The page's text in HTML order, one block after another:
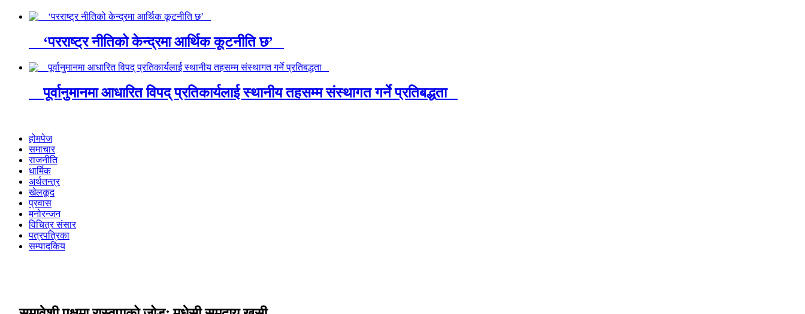
‘परराष्ट्र नीतिको केन्द्रमा आर्थिक कूटनीति छ’
पूर्वानुमानमा आधारित विपद् प्रतिकार्यलाई स्थानीय तहसम्म संस्थागत गर्ने प्रतिबद्धता
होमपेज
समाचार
राजनीति
धार्मिक
अर्थतन्त्र
खेलकूद
प्रवास
मनोरन्जन
विचित्र संसार
पत्रपत्रिका
सम्पादकिय